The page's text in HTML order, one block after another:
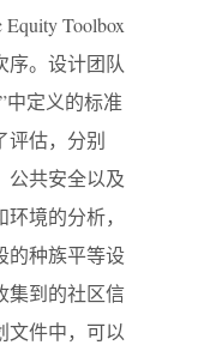
Toolbox
序。设计团队
中定义的标准
评估，分别
公共安全以及
境的分析，
的种族平等设
集到的社区信
文件中，可以